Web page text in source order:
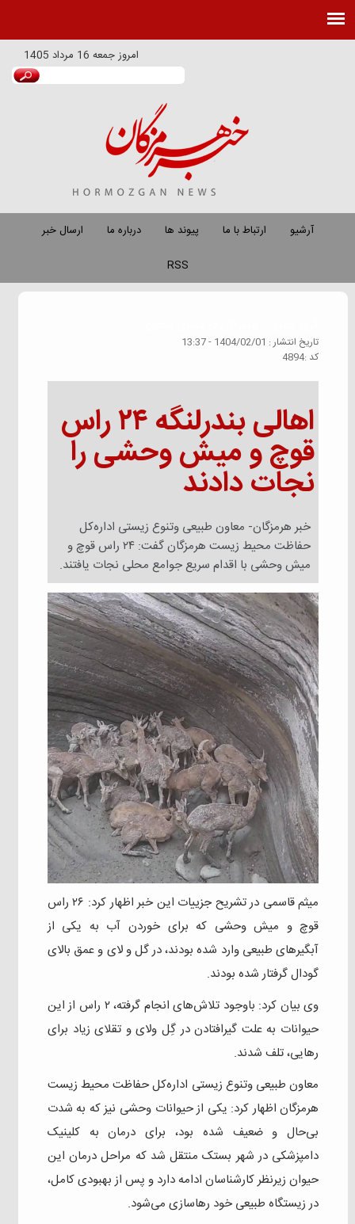
امروزجمعه 16 مرداد 1405
آرشیو ارتباط با ما پیوند ها درباره ما
ارسال خبر
RSS
تاريخ انتشار : 1404/02/01 - 13:37
كد :4894
اهالی بندرلنگه ۲۴ راس
قوچ و میش وحشی را
نجات دادند
خبر هرمزگان- معاون طبیعی وتنوع زیستی اداره‌کل
حفاظت محیط زیست هرمزگان گفت: ۲۴ راس قوچ و
میش وحشی با اقدام سریع جوامع محلی نجات یافتند.
میثم قاسمی در تشریح جزییات این خبر اظهار کرد: ۲۶ راس
قوچ و میش وحشی که برای خوردن آب به یکی از
آبگیرهای طبیعی وارد شده بودند، در گل و لای و عمق بالای
گودال گرفتار شده بودند.
وی بیان کرد: باوجود تلاش‌های انجام گرفته، ۲ راس از این
حیوانات به علت گیرافتادن در گِل ولای و تقلای زیاد برای
رهایی، تلف شدند.
معاون طبیعی وتنوع زیستی اداره‌کل حفاظت محیط زیست
هرمزگان اظهار کرد: یکی از حیوانات وحشی نیز که به شدت
بی‌حال و ضعیف شده بود، برای درمان به کلینیک
دامپزشکی در شهر بستک منتقل شد که مراحل درمان این
حیوان زیرنظر کارشناسان ادامه دارد و پس از بهبودی کامل،
در زیستگاه طبیعی خود رهاسازی می‌شود.